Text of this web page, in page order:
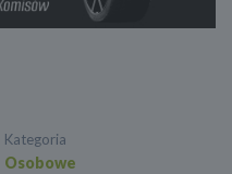
Kategoria
Osobowe